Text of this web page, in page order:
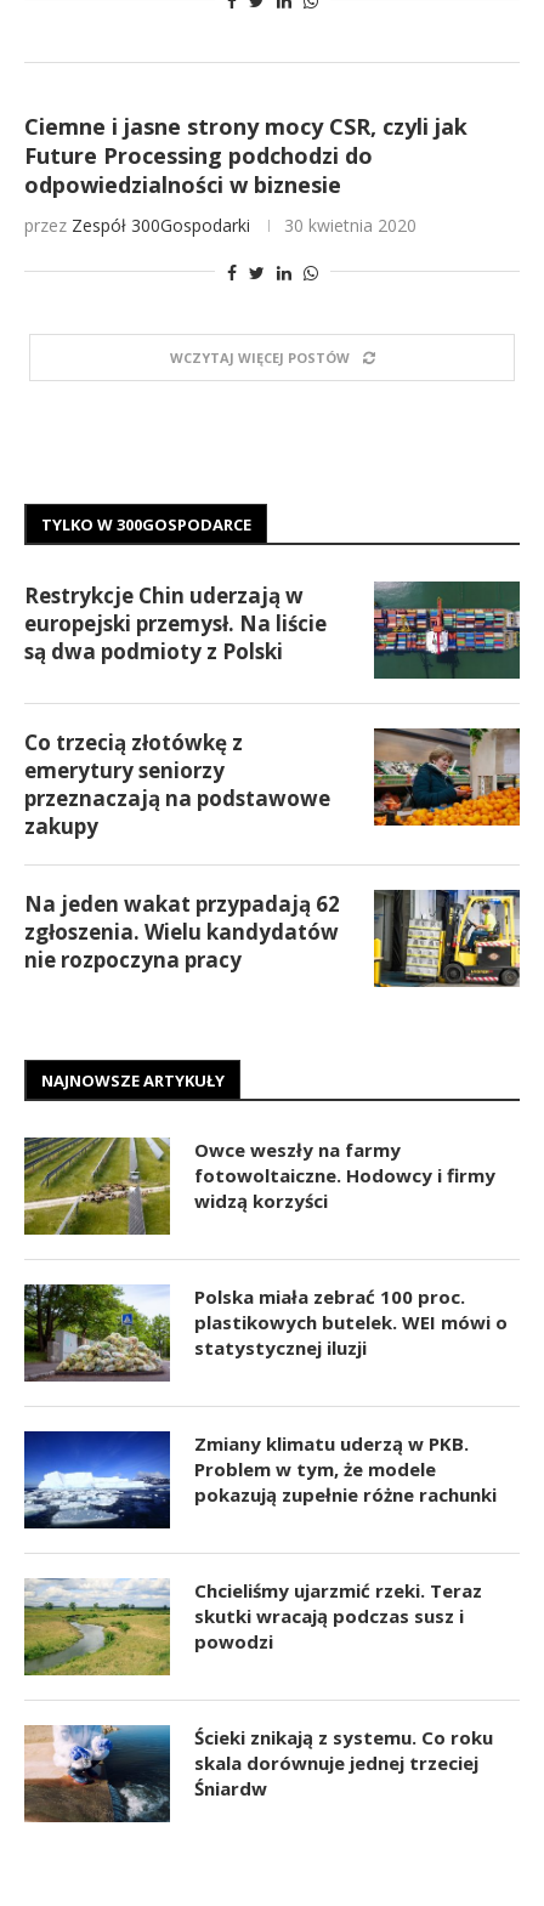
Ciemne i jasne strony mocy CSR, czyli jak
Future Processing podchodzi do
odpowiedzialności w biznesie
przez Zespół 300Gospodarki 30 kwietnia 2020
WCZYTAJ WIĘCEJ POSTÓW
TYLKO W 300GOSPODARCE
Restrykcje Chin uderzają w
europejski przemysł. Na liście
są dwa podmioty z Polski
Co trzecią złotówkę z
emerytury seniorzy
przeznaczają na podstawowe
zakupy
Na jeden wakat przypadają 62
zgłoszenia. Wielu kandydatów
nie rozpoczyna pracy
NAJNOWSZE ARTYKUŁY
Owce weszły na farmy
fotowoltaiczne. Hodowcy i firmy
widzą korzyści
Polska miała zebrać 100 proc.
plastikowych butelek. WEI mówi o
statystycznej iluzji
Zmiany klimatu uderzą w PKB.
Problem w tym, że modele
pokazują zupełnie różne rachunki
Chcieliśmy ujarzmić rzeki. Teraz
skutki wracają podczas susz i
powodzi
Ścieki znikają z systemu. Co roku
skala dorównuje jednej trzeciej
Śniardw